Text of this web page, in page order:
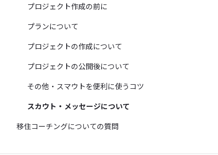
プロジェクト作成の前に
プランについて
プロジェクトの作成について
プロジェクトの公開後について
その他・スマウトを便利に使うコツ
スカウト・メッセージについて
移住コーチングについての質問